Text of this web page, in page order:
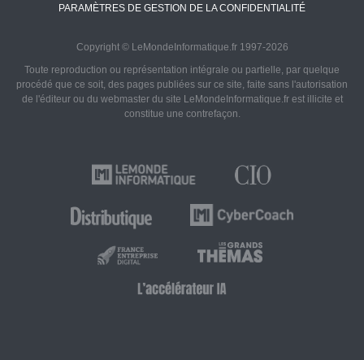
PARAMÈTRES DE GESTION DE LA CONFIDENTIALITÉ
Copyright © LeMondeInformatique.fr 1997-2026
Toute reproduction ou représentation intégrale ou partielle, par quelque
procédé que ce soit, des pages publiées sur ce site, faite sans l'autorisation
de l'éditeur ou du webmaster du site LeMondeInformatique.fr est illicite et
constitue une contrefaçon.